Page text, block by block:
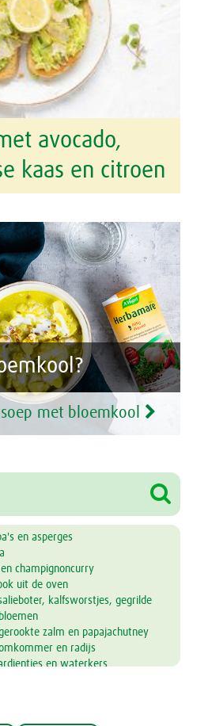
avocado,
kaas en citroen
met bloemkool
en asperges
champignoncurry
uit de oven
kalfsworstjes, gegrilde
zalm en papajachutney
en radijs
en waterkers